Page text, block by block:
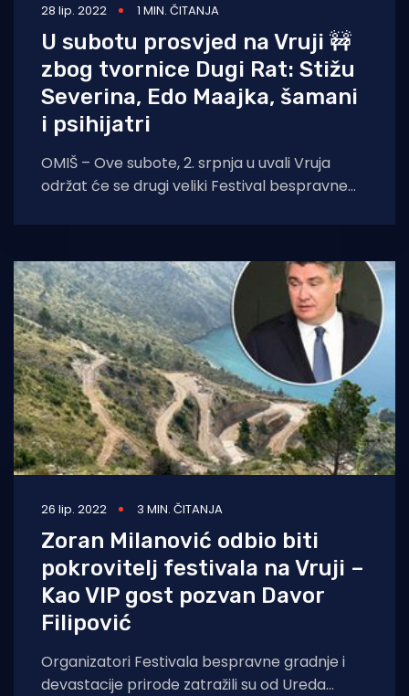
28 lip. 2022 1 MIN. ČITANJA
U subotu prosvjed na Vruji 🚧
zbog tvornice Dugi Rat: Stižu
Severina, Edo Maajka, šamani
i psihijatri
OMIŠ – Ove subote, 2. srpnja u uvali Vruja
održat će se drugi veliki Festival bespravne
26 lip. 2022 3 MIN. ČITANJA
Zoran Milanović odbio biti
pokrovitelj festivala na Vruji –
Kao VIP gost pozvan Davor
Filipović
Organizatori Festivala bespravne gradnje i
devastacije prirode zatražili su od Ureda